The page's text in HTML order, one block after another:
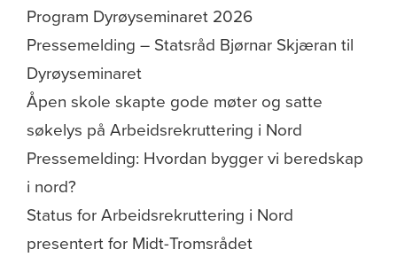
Program Dyrøyseminaret 2026
Pressemelding – Statsråd Bjørnar Skjæran til
Dyrøyseminaret
Åpen skole skapte gode møter og satte
søkelys på Arbeidsrekruttering i Nord
Pressemelding: Hvordan bygger vi beredskap
i nord?
Status for Arbeidsrekruttering i Nord
presentert for Midt-Tromsrådet